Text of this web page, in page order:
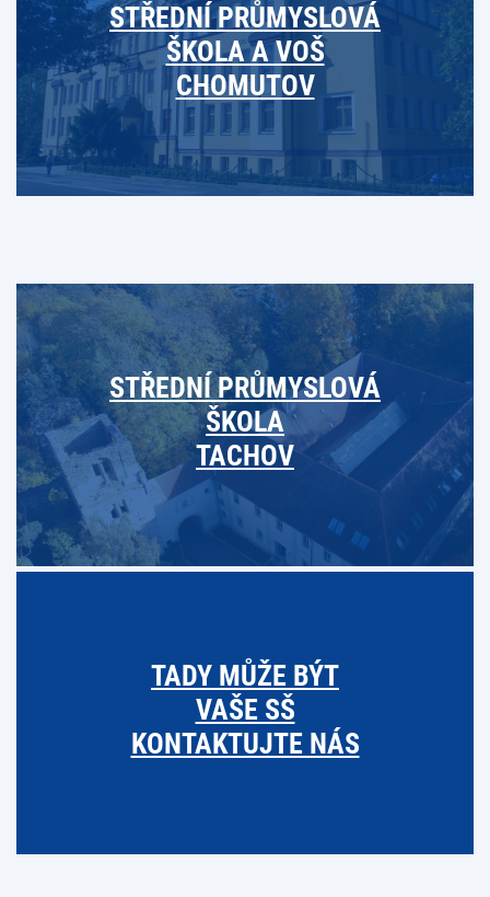
STŘEDNÍ PRŮMYSLOVÁ
ŠKOLA A VOŠ
CHOMUTOV
STŘEDNÍ PRŮMYSLOVÁ
ŠKOLA
TACHOV
TADY MŮŽE BÝT
VAŠE SŠ
KONTAKTUJTE NÁS